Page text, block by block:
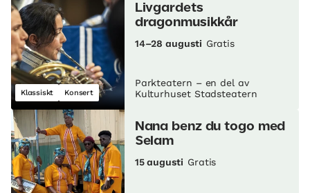
Klassiskt Konsert
Livgardets
dragonmusikkår
14–28 augusti Gratis
Parkteatern – en del av
Kulturhuset Stadsteatern
Nana benz du togo med
Selam
15 augusti Gratis